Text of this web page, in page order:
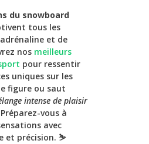
du snowboard
tous les
et de
nos meilleurs
pour ressentir
uniques sur les
figure ou saut
intense de plaisir
vous à
avec
et précision. ⛷️